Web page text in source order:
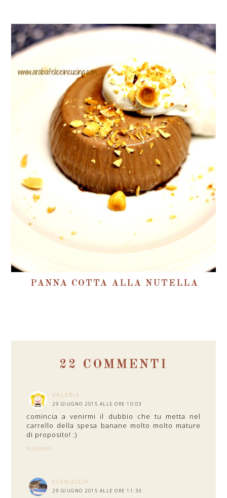
PANNA COTTA ALLA NUTELLA
22 COMMENTI
VALERIA
29 GIUGNO 2015 ALLE ORE 10:03
comincia a venirmi il dubbio che tu metta nel
carrello della spesa banane molto molto mature
di proposito! :)
RISPONDI
ELENUCCIA
29 GIUGNO 2015 ALLE ORE 11:33